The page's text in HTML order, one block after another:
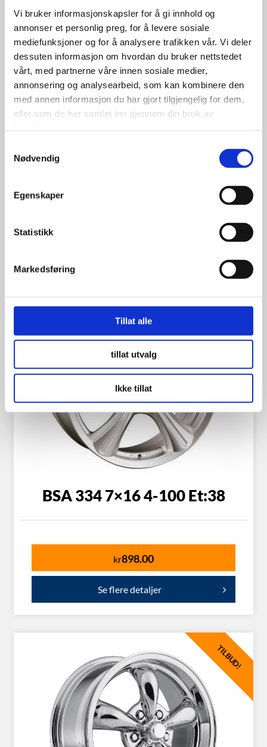
Vi bruker informasjonskapsler for å gi innhold og
annonser et personlig preg, for å levere sosiale
mediefunksjoner og for å analysere trafikken vår. Vi deler
dessuten informasjon om hvordan du bruker nettstedet
vårt, med partnerne våre innen sosiale medier,
annonsering og analysearbeid, som kan kombinere den
med annen informasjon du har gjort tilgjengelig for dem,
eller som de har samlet inn gjennom din bruk av
Nødvendig
Egenskaper
Statistikk
Markedsføring
Tillat alle
tillat utvalg
Ikke tillat
Status R280 7×17 4-100 Et:35
BSA 334 7×16 4-100 Et:38
kr898.00
Se flere detaljer
TILBUD!